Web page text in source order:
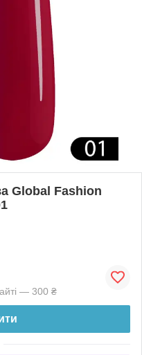
Global Fashion
— 300 ₴